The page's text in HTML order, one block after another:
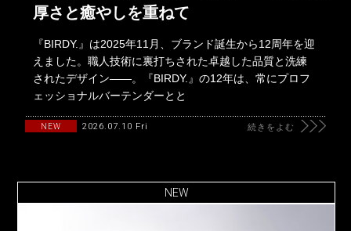
厚さと癒やしを重ねて
『BIRDY.』は2025年11月、ブランド誕生から12周年を迎
えました。職人技術に裏打ちされた卓越した品質と洗練
されたデザイン――。『BIRDY.』の12年は、常にプロフ
ェッショナルバーテンダーとと
NEW 2026.07.10 Fri 続きをよむ
NEW